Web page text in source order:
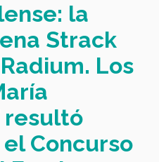
la
Strack
Los
resultó
Concurso